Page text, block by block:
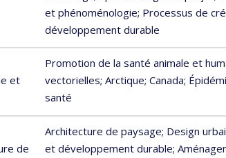
et phénoménologie; Processus de
développement durable
et
Promotion de la santé animale et
vectorielles; Arctique; Canada;
santé
de
Architecture de paysage; Design
et développement durable;